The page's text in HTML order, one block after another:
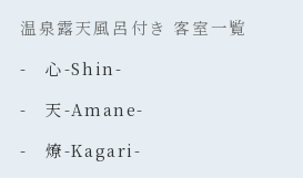
温泉露天風呂付き 客室一覧
- 心-Shin-
- 天-Amane-
- 燎-Kagari-